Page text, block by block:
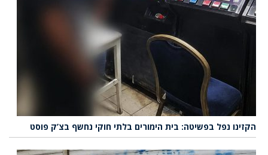
הקזינו נפל בפשיטה: בית הימורים בלתי חוקי נחשף בצ’ק פוסט